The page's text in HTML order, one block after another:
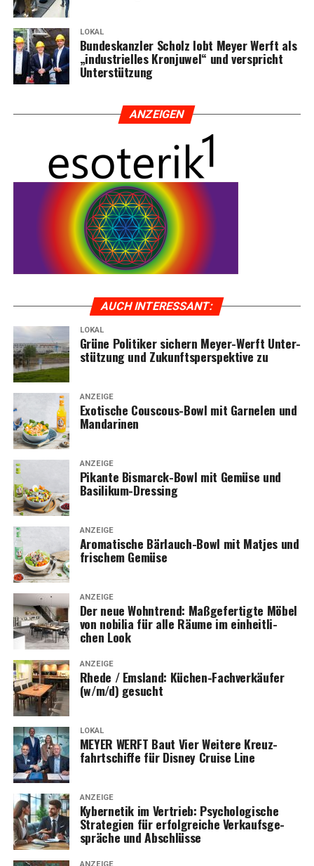
LOKAL
Bun­des­kanz­ler Scholz lobt Mey­er Werft als
„indus­tri­el­les Kron­ju­wel“ und ver­spricht
Unterstützung
ANZEI­GEN
AUCH INTER­ES­SANT:
LOKAL
Grü­ne Poli­ti­ker sichern Mey­er-Werft Unter­
stüt­zung und Zukunfts­per­spek­ti­ve zu
ANZEIGE
Exo­ti­sche Cous­cous-Bowl mit Gar­ne­len und
Mandarinen
ANZEIGE
Pikan­te Bis­marck-Bowl mit Gemü­se und
Basilikum-Dressing
ANZEIGE
Aro­ma­ti­sche Bär­lauch-Bowl mit Mat­jes und
fri­schem Gemüse
ANZEIGE
Der neue Wohn­trend: Maß­ge­fer­tig­te Möbel
von nobi­lia für alle Räu­me im ein­heit­li­
chen Look
ANZEIGE
Rhe­de / Ems­land: Küchen-Fach­ver­käu­fer
(w/m/d) gesucht
LOKAL
MEYER WERFT Baut Vier Wei­te­re Kreuz­
fahrt­schif­fe für Dis­ney Crui­se Line
ANZEIGE
Kyber­ne­tik im Ver­trieb: Psy­cho­lo­gi­sche
Stra­te­gien für erfolg­rei­che Ver­kaufs­ge­
sprä­che und Abschlüsse